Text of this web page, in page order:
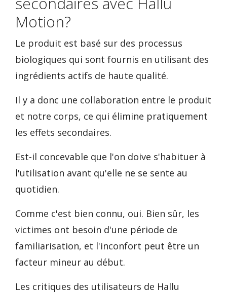
Motion?
Le produit est basé sur des processus
biologiques qui sont fournis en utilisant des
ingrédients actifs de haute qualité.
Il y a donc une collaboration entre le produit
et notre corps, ce qui élimine pratiquement
les effets secondaires.
Est-il concevable que l'on doive s'habituer à
l'utilisation avant qu'elle ne se sente au
quotidien.
Comme c'est bien connu, oui. Bien sûr, les
victimes ont besoin d'une période de
familiarisation, et l'inconfort peut être un
facteur mineur au début.
Les critiques des utilisateurs de Hallu